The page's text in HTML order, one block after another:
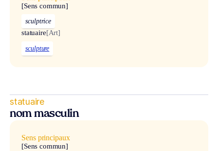
[Sens commun]
sculptrice
statuaire[Art]
sculpture
statuaire
nom masculin
Sens principaux
[Sens commun]